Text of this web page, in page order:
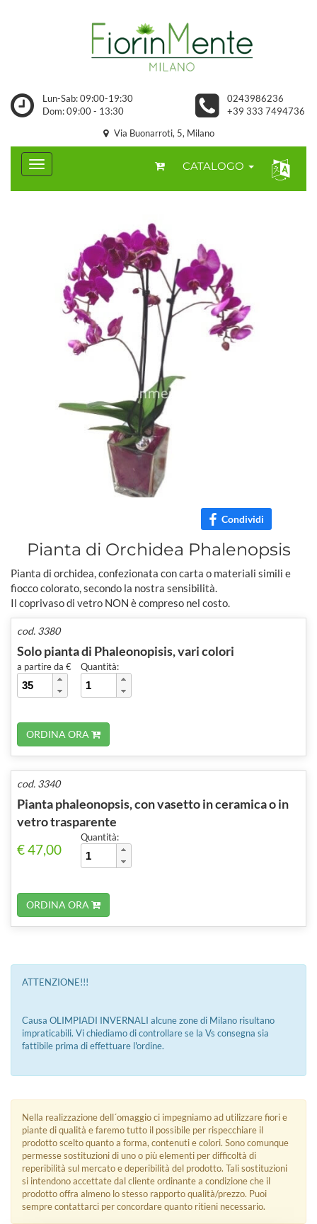
Lun-Sab: 09:00-19:30
Dom: 09:00 - 13:30
0243986236
+39 333 7494736
Via Buonarroti, 5, Milano
CATALOGO
Condividi
Pianta di Orchidea Phalenopsis
Pianta di orchidea, confezionata con carta o materiali simili e
fiocco colorato, secondo la nostra sensibilità.
Il coprivaso di vetro NON è compreso nel costo.
cod. 3380
Solo pianta di Phaleonopisis, vari colori
a partire da € Quantità:
ORDINA ORA
cod. 3340
Pianta phaleonopsis, con vasetto in ceramica o in
vetro trasparente
€ 47,00
Quantità:
ORDINA ORA
ATTENZIONE!!!
Causa OLIMPIADI INVERNALI alcune zone di Milano risultano
impraticabili. Vi chiediamo di controllare se la Vs consegna sia
fattibile prima di effettuare l'ordine.
Nella realizzazione dell´omaggio ci impegniamo ad utilizzare fiori e
piante di qualità e faremo tutto il possibile per rispecchiare il
prodotto scelto quanto a forma, contenuti e colori. Sono comunque
permesse sostituzioni di uno o più elementi per difficoltà di
reperibilità sul mercato e deperibilità del prodotto. Tali sostituzioni
si intendono accettate dal cliente ordinante a condizione che il
prodotto offra almeno lo stesso rapporto qualità/prezzo. Puoi
sempre contattarci per concordare quanto ritieni necessario.